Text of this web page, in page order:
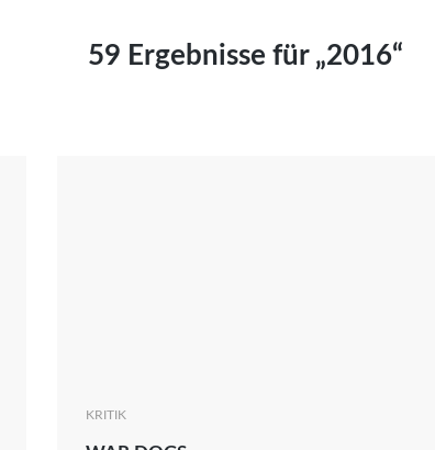
Magdalena Zalewski
59 Ergebnisse für „2016“
KRITIK